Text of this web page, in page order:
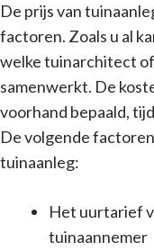
De prijs van
factoren. Zoals u al
welke tuinarchitect
samenwerkt. De
voorhand bepaald,
De volgende
tuinaanleg:
Het uurtarief
tuinaannemer